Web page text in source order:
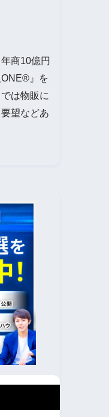
商10億円
ONE®』を
は物販に
望などあ